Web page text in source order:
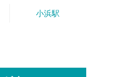
小浜駅